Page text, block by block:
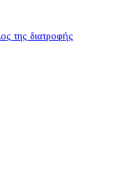
της διατροφής